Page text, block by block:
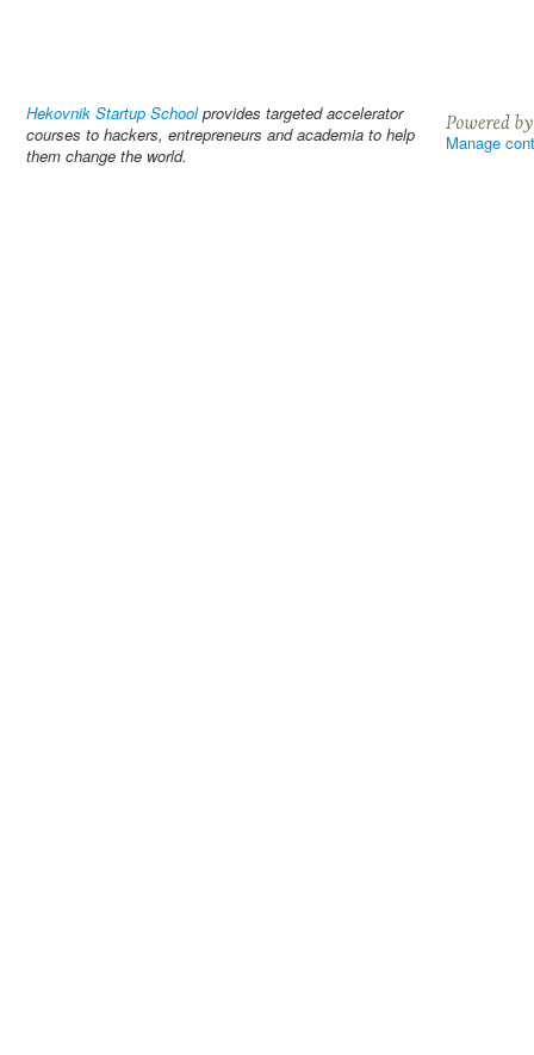
Hekovnik Startup Schoolprovides targeted accelerator
courses to hackers, entrepreneurs and academia to help
them change the world.
Manage